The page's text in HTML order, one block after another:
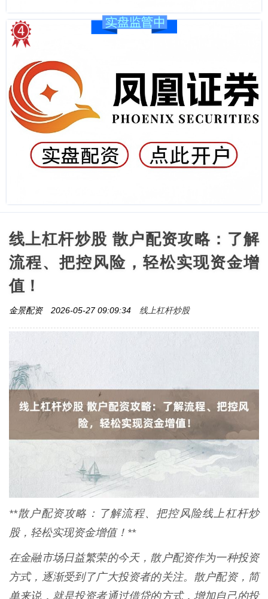
线上杠杆炒股 散户配资攻略：了解
流程、把控风险，轻松实现资金增
值！
金景配资 2026-05-27 09:09:34 线上杠杆炒股
**散户配资攻略：了解流程、把控风险线上杠杆炒
股，轻松实现资金增值！**
在金融市场日益繁荣的今天，散户配资作为一种投资
方式，逐渐受到了广大投资者的关注。散户配资，简
单来说，就是投资者通过借贷的方式，增加自己的投